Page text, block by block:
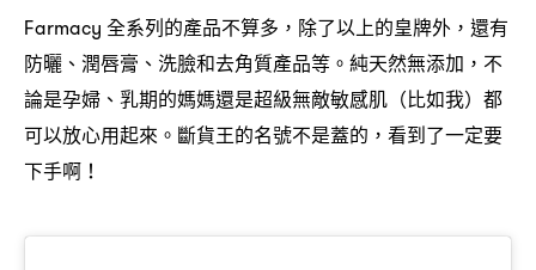
Farmacy 全系列的產品不算多 ， 除了以上的皇牌外 ， 還有
防曬、潤唇膏、洗臉和去角質產品等。純天然無添加 ， 不
論是孕婦、乳期的媽媽還是超級無敵敏感肌 （比如我） 都
可以放心用起來。斷貨王的名號不是蓋的 ， 看到了一定要
下手啊 ！